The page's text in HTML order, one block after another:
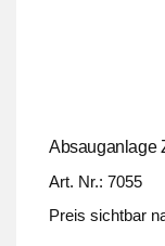
Absauganlage
Art. Nr.: 7055
Preis sichtbar